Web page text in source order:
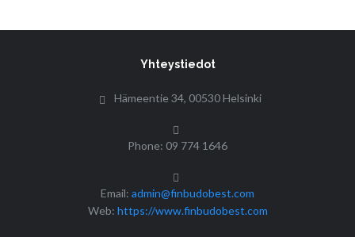
Yhteystiedot
Hämeentie 34, 00530 Helsinki
Phone: 09 774 1646
Email: admin@finbudobest.com
Web: https://www.finbudobest.com